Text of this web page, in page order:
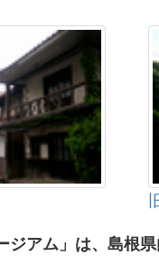
ジアム」は、島根